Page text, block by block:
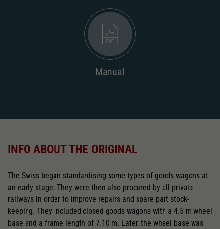
Manual
INFO ABOUT THE ORIGINAL
The Swiss began standardising some types of goods wagons at
an early stage. They were then also procured by all private
railways in order to improve repairs and spare part stock-
keeping. They included closed goods wagons with a 4.5 m wheel
base and a frame length of 7.10 m. Later, the wheel base was